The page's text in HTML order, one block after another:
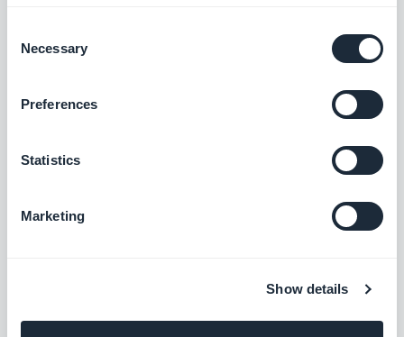
Selection
Necessary
Preferences
Statistics
Marketing
Show details
Otimização do compartilhamento
redes sociais otimizando os metadados
Grátis